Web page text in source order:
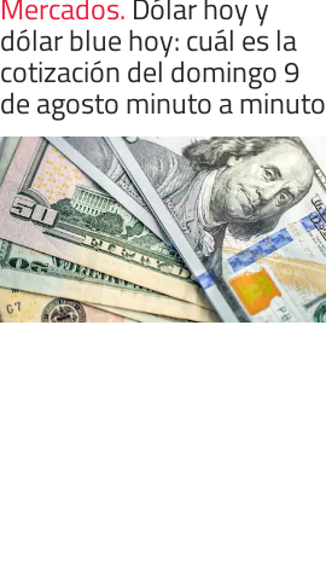
dólar blue hoy: cuál es la
cotización del domingo 9
de agosto minuto a minuto